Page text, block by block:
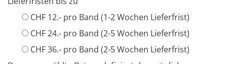
CHF 12.- pro Band (1-2 Wochen Lieferfrist)
CHF 24.- pro Band (2-5 Wochen Lieferfrist)
CHF 36.- pro Band (2-5 Wochen Lieferfrist)